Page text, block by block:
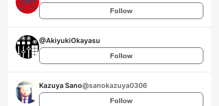
Follow
@AkiyukiOkayasu
Follow
Kazuya Sano@sanokazuya0306
Follow